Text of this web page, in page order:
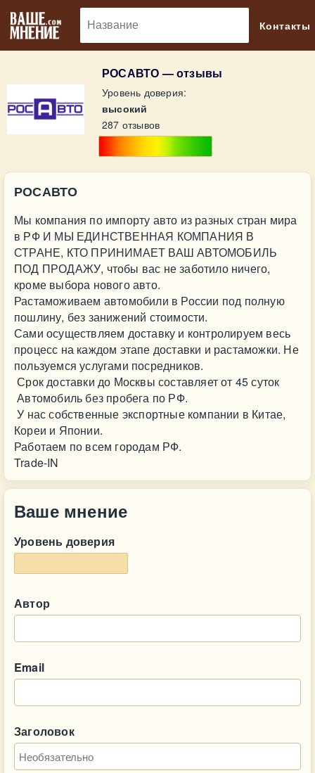
Контакты
РОСАВТО — отзывы
Уровень доверия:
высокий
287 отзывов
РОСАВТО
Мы компания по импорту авто из разных стран мира
в РФ И МЫ ЕДИНСТВЕННАЯ КОМПАНИЯ В
СТРАНЕ, КТО ПРИНИМАЕТ ВАШ АВТОМОБИЛЬ
ПОД ПРОДАЖУ, чтобы вас не заботило ничего,
кроме выбора нового авто.
Растаможиваем автомобили в России под полную
пошлину, без занижений стоимости.
Сами осуществляем доставку и контролируем весь
процесс на каждом этапе доставки и растаможки. Не
пользуемся услугами посредников.
Срок доставки до Москвы составляет от 45 суток
Автомобиль без пробега по РФ.
У нас собственные экспортные компании в Китае,
Кореи и Японии.
Работаем по всем городам РФ.
Trade-IN
Ваше мнение
Уровень доверия
Автор
Email
Заголовок